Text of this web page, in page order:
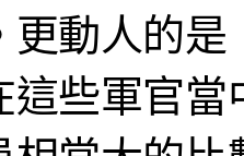
更動人的
這些軍官